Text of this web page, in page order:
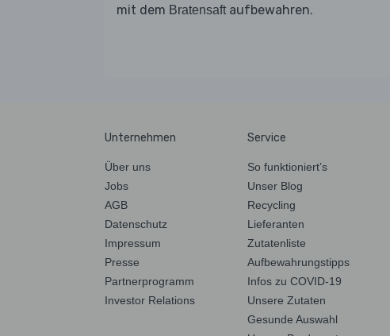
mit dem Bratensaft aufbewahren.
Unternehmen
Über uns
Jobs
AGB
Datenschutz
Impressum
Presse
Partnerprogramm
Investor Relations
Service
So funktioniert’s
Unser Blog
Recycling
Lieferanten
Zutatenliste
Aufbewahrungstipps
Infos zu COVID-19
Unsere Zutaten
Gesunde Auswahl